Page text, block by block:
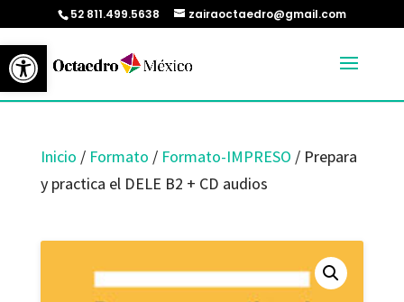
Abrir barra de herramientas
52 811.499.5638 zairaoctaedro@gmail.com
Inicio / Formato / Formato-IMPRESO / Prepara
y practica el DELE B2 + CD audios